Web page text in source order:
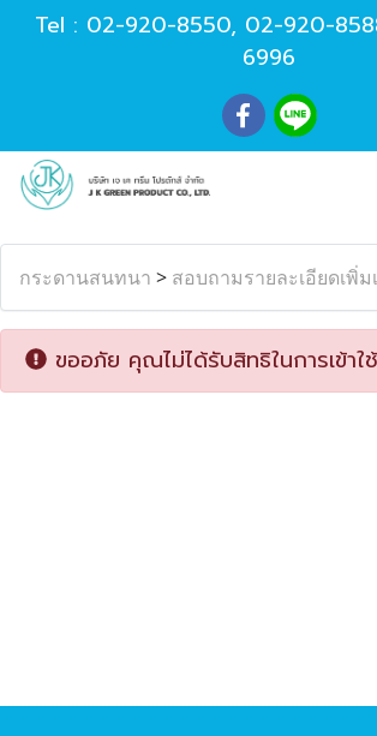
Tel : 02-920-8550, 02-920-
6996
กระดานสนทนา > สอบถามรายละเอียดเพิ่ม
ขออภัย คุณไม่ได้รับสิทธิในการเข้าใ